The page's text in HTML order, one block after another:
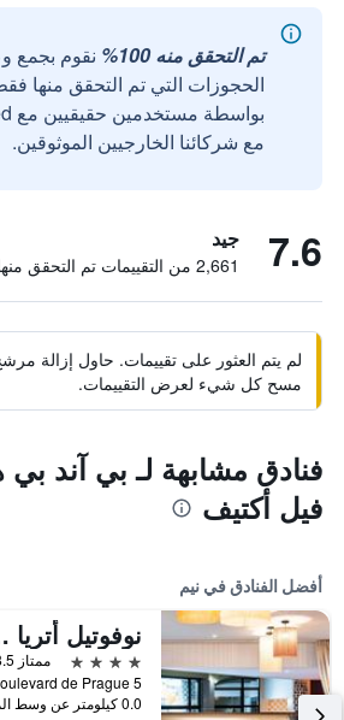
تم التحقق منه 100%
نقوم بجمع
الحجوزات التي تم التحقق منها
مع شركائنا الخارجيين الموثوقين.
7.6 جيد
2,661 من التقييمات تم التحقق منها
لم يتم العثور على تقييمات. حاول إزالة
مسح كل شيء لعرض التقييمات.
فنادق مشابهة لـ بي آند
فيل أكتيف
أفضل الفنادق في نيم
4 نجوم
ممتاز 8.5
0.0 كيلومتر عن وسط المدينة